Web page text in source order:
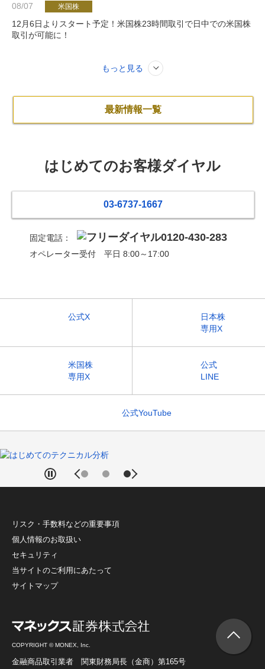
08/07 米国株
12月6日よりスタート予定！米国株23時間取引で日中での米国株
取引が可能に！
もっと見る
最新情報一覧
はじめてのお客様ダイヤル
03-6737-1667
固定電話： 0120-430-283
オペレーター受付 平日 8:00～17:00
公式X
日本株
専用X
米国株
専用X
公式
LINE
公式YouTube
リスク・手数料などの重要事項
個人情報のお取扱い
セキュリティ
当サイトのご利用にあたって
サイトマップ
COPYRIGHT © MONEX, Inc.
金融商品取引業者 関東財務局長（金商）第165号